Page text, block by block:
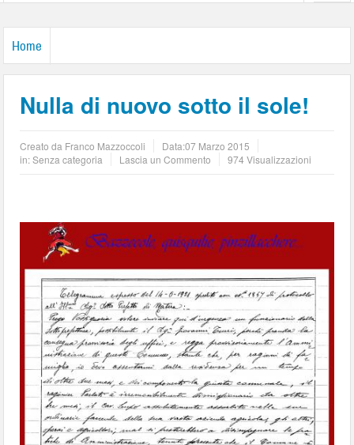
Home
Nulla di nuovo sotto il sole!
Creato da Franco Mazzoccoli Data:07 Marzo 2015
in: Senza categoria
Lascia un Commento 974 Visualizzazioni